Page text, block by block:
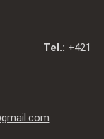
Tel.: +421